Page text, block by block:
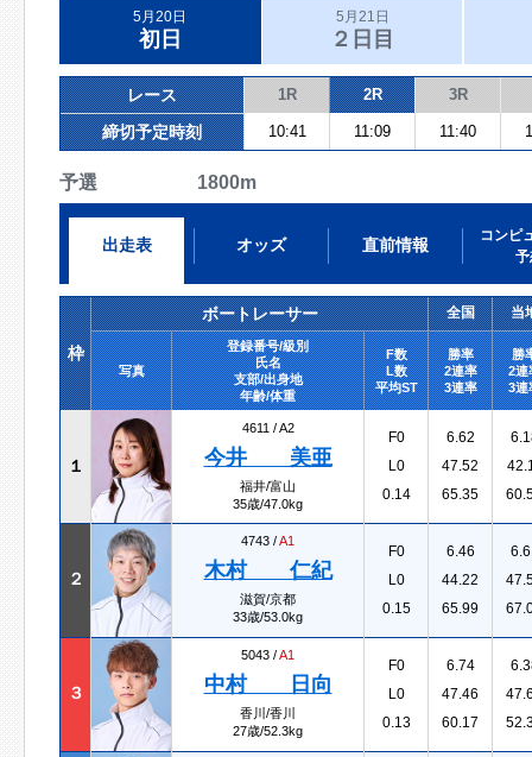
5月20日
初日
5月21日
２日目
レース 1R 2R 3R
締切予定時刻 10:41 11:09 11:40
予選 1800m
出走表 オッズ 直前情報
コンピ
予
枠
ボートレーサー 全国 当
写真
登録番号/級別
氏名
支部/出身地
年齢/体重
F数
L数
平均ST
勝率
2連率
3連率
勝
2連
3連
１
4611 /A2
今井 美亜
福井/富山
35歳/47.0kg
F0
L0
0.14
6.62
47.52
65.35
２
4743 /A1
木村 仁紀
滋賀/京都
33歳/53.0kg
F0
L0
0.15
6.46
44.22
65.99
３
5043 /A1
中村 日向
香川/香川
27歳/52.3kg
F0
L0
0.13
6.74
47.46
60.17